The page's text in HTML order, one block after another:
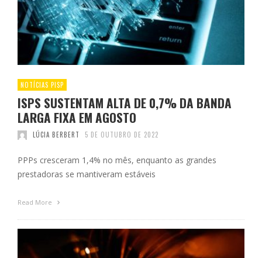
NOTÍCIAS PISP
ISPS SUSTENTAM ALTA DE 0,7% DA BANDA
LARGA FIXA EM AGOSTO
LÚCIA BERBERT 5 DE OUTUBRO DE 2022
PPPs cresceram 1,4% no mês, enquanto as grandes
prestadoras se mantiveram estáveis
Read More